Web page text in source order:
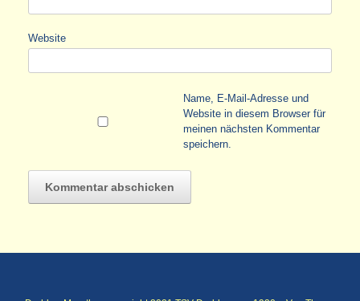
Website
Name, E-Mail-Adresse und
Website in diesem Browser für
meinen nächsten Kommentar
speichern.